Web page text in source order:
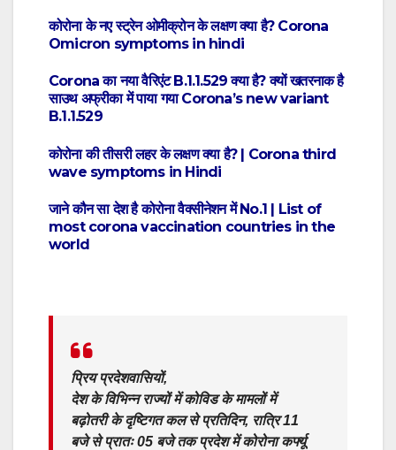
कोरोना के नए स्ट्रेन ओमीक्रोन के लक्षण क्या है? Corona
Omicron symptoms in hindi
Corona का नया वैरिएंट B.1.1.529 क्या है? क्यों खतरनाक है
साउथ अफ्रीका में पाया गया Corona’s new variant
B.1.1.529
कोरोना की तीसरी लहर के लक्षण क्या है? | Corona third
wave symptoms in Hindi
जाने कौन सा देश है कोरोना वैक्सीनेशन में No.1 | List of
most corona vaccination countries in the
world
प्रिय प्रदेशवासियों,
देश के विभिन्न राज्यों में कोविड के मामलों में
बढ़ोतरी के दृष्टिगत कल से प्रतिदिन, रात्रि 11
बजे से प्रातः 05 बजे तक प्रदेश में कोरोना कर्फ्यू